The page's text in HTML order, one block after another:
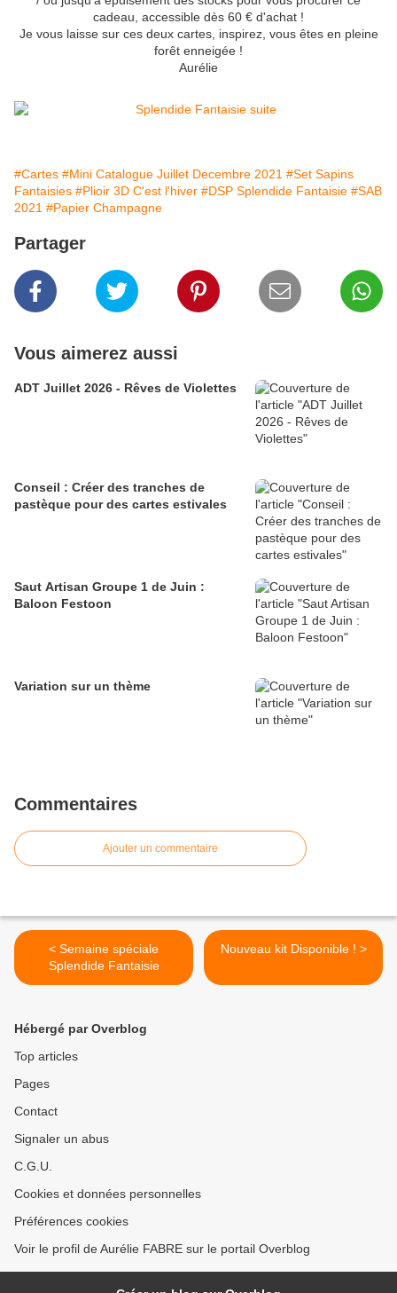
cadeau, accessible dès 60 € d'achat !
Je vous laisse sur ces deux cartes, inspirez, vous êtes en pleine
forêt enneigée !
Aurélie
#Cartes #Mini Catalogue Juillet Decembre 2021 #Set Sapins
Fantaisies #Plioir 3D C'est l'hiver #DSP Splendide Fantaisie #SAB
2021 #Papier Champagne
Partager
Vous aimerez aussi
ADT Juillet 2026 - Rêves de Violettes
Conseil : Créer des tranches de
pastèque pour des cartes estivales
Saut Artisan Groupe 1 de Juin :
Baloon Festoon
Variation sur un thème
Commentaires
Ajouter un commentaire
< Semaine spéciale
Splendide Fantaisie
Nouveau kit Disponible ! >
Hébergé par Overblog
Top articles
Pages
Contact
Signaler un abus
C.G.U.
Cookies et données personnelles
Préférences cookies
Voir le profil de Aurélie FABRE sur le portail Overblog